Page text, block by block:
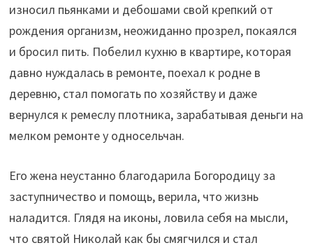
износил пьянками и дебошами свой крепкий от
рождения организм, неожиданно прозрел, покаялся
и бросил пить. Побелил кухню в квартире, которая
давно нуждалась в ремонте, поехал к родне в
деревню, стал помогать по хозяйству и даже
вернулся к ремеслу плотника, зарабатывая деньги на
мелком ремонте у односельчан.
Его жена неустанно благодарила Богородицу за
заступничество и помощь, верила, что жизнь
наладится. Глядя на иконы, ловила себя на мысли,
что святой Николай как бы смягчился и стал